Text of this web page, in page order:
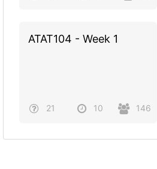
ATAT104 - Week 1
21 10 146